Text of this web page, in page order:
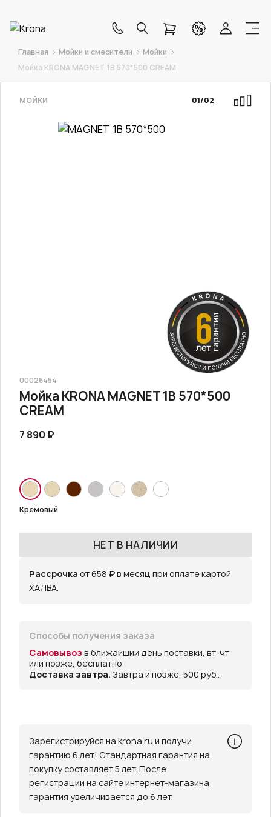
Главная Мойки и смесители
Мойки
Мойка KRONA MAGNET 1B 570*500 CREAM
МОЙКИ 01/02
00026454
Мойка KRONA MAGNET 1B 570*500
CREAM
7 890 ₽
Кремовый
НЕТ В НАЛИЧИИ
Рассрочка от 658 ₽ в месяц при оплате картой
ХАЛВА.
Способы получения заказа
Самовывоз в ближайший день поставки, вт-чт
или позже, бесплатно
Доставка завтра. Завтра и позже, 500 руб..
Зарегистрируйся на krona.ru и получи
гарантию 6 лет! Стандартная гарантия на
покупку составляет 5 лет. После
регистрации на сайте интернет-магазина
гарантия увеличивается до 6 лет.